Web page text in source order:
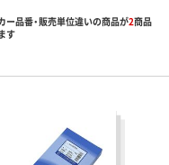
ー品番・販売単位違いの商品が2商品
す